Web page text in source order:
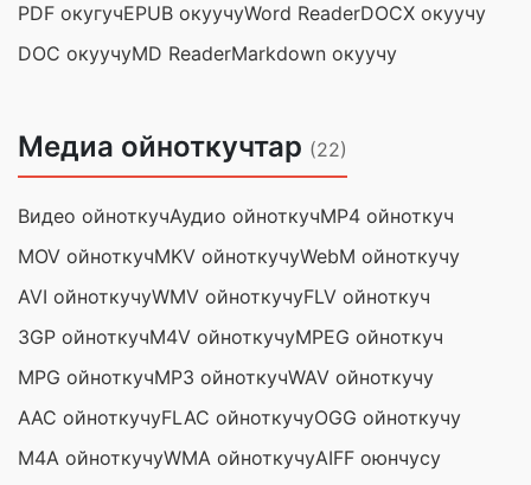
PDF окугучEPUB окуучуWord ReaderDOCX окуучу
DOC окуучуMD ReaderMarkdown окуучу
Медиа ойноткучтар (22)
Видео ойноткучАудио ойноткучMP4 ойноткуч
MOV ойноткучMKV ойноткучуWebM ойноткучу
AVI ойноткучуWMV ойноткучуFLV ойноткуч
3GP ойноткучM4V ойноткучуMPEG ойноткуч
MPG ойноткучMP3 ойноткучWAV ойноткучу
AAC ойноткучуFLAC ойноткучуOGG ойноткучу
M4A ойноткучуWMA ойноткучуAIFF оюнчусу